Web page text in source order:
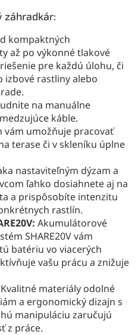
k
v
ý
p
i
s
u
záhradkár:
kompaktných
až po výkonné tlakové
pre každú úlohu, či
izbové rastliny alebo
na manuálne
káble.
umožňuje pracovať
terase či v skleníku úplne
nastaviteľným dýzam a
ľahko dosiahnete aj na
a prispôsobíte intenzitu
rastlín.
Akumulátorové
SHARE20V vám
batériu vo viacerých
vašu prácu a znižuje
Kvalitné materiály odolné
a ergonomický dizajn s
manipuláciu zaručujú
z práce.